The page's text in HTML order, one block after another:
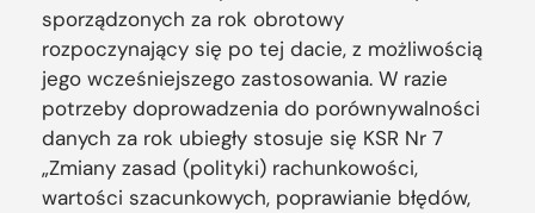
sporządzonych za rok obrotowy
rozpoczynający się po tej dacie, z możliwością
jego wcześniejszego zastosowania. W razie
potrzeby doprowadzenia do porównywalności
danych za rok ubiegły stosuje się KSR Nr 7
„Zmiany zasad (polityki) rachunkowości,
wartości szacunkowych, poprawianie błędów,